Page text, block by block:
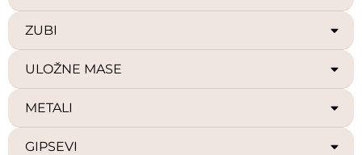
ZUBI
ULOŽNE MASE
METALI
GIPSEVI